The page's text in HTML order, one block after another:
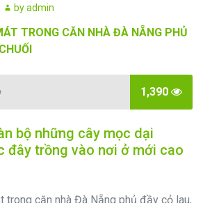
Author
byadmin
TRONG CĂN NHÀ ĐÀ NẴNG PHỦ
1,390
bộ những cây mọc dại
đây trồng vào nơi ở mới cao